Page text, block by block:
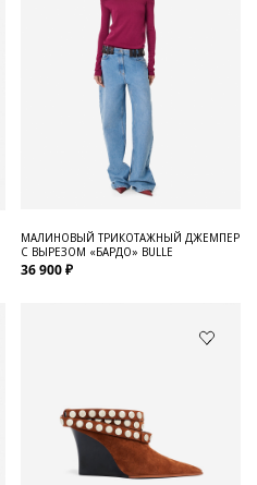
МАЛИНОВЫЙ ТРИКОТАЖНЫЙ ДЖЕМПЕР
С ВЫРЕЗОМ «БАРДО» BULLE
36 900 ₽